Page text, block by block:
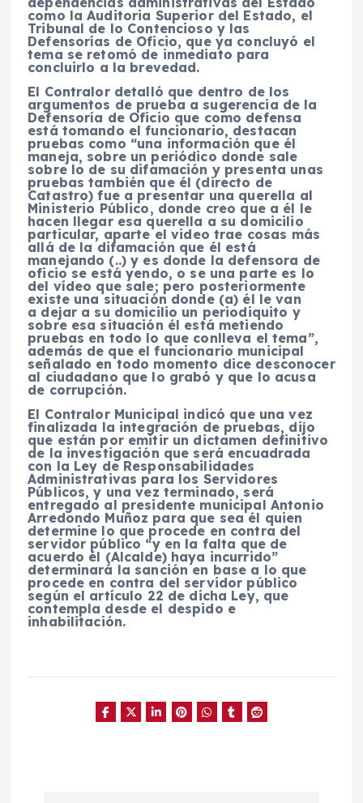
como la Auditoria Superior del Estado, el
Tribunal de lo Contencioso y las
Defensorías de Oficio, que ya concluyó el
tema se retomó de inmediato para
concluirlo a la brevedad.
El Contralor detalló que dentro de los
argumentos de prueba a sugerencia de la
Defensoría de Oficio que como defensa
está tomando el funcionario, destacan
pruebas como “una información que él
maneja, sobre un periódico donde sale
sobre lo de su difamación y presenta unas
pruebas también que él (directo de
Catastro) fue a presentar una querella al
Ministerio Público, donde creo que a él le
hacen llegar esa querella a su domicilio
particular, aparte el video trae cosas más
allá de la difamación que él está
manejando (..) y es donde la defensora de
oficio se está yendo, o se una parte es lo
del vídeo que sale; pero posteriormente
existe una situación donde (a) él le van
a dejar a su domicilio un periodiquito y
sobre esa situación él está metiendo
pruebas en todo lo que conlleva el tema”,
además de que el funcionario municipal
señalado en todo momento dice desconocer
al ciudadano que lo grabó y que lo acusa
de corrupción.
El Contralor Municipal indicó que una vez
finalizada la integración de pruebas, dijo
que están por emitir un dictamen definitivo
de la investigación que será encuadrada
con la Ley de Responsabilidades
Administrativas para los Servidores
Públicos, y una vez terminado, será
entregado al presidente municipal Antonio
Arredondo Muñoz para que sea él quien
determine lo que procede en contra del
servidor público “y en la falta que de
acuerdo él (Alcalde) haya incurrido”
determinará la sanción en base a lo que
procede en contra del servidor público
según el artículo 22 de dicha Ley, que
contempla desde el despido e
inhabilitación.